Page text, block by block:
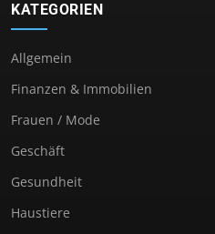
KATEGORIEN
Allgemein
Finanzen & Immobilien
Frauen / Mode
Geschäft
Gesundheit
Haustiere